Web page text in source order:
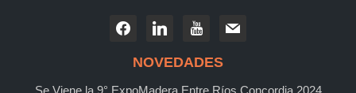
NOVEDADES
Se Viene la 9° ExpoMadera Entre Ríos Concordia 2024